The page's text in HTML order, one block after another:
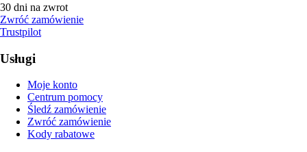
30 dni na zwrot
Zwróć zamówienie
Trustpilot
Usługi
Moje konto
Centrum pomocy
Śledź zamówienie
Zwróć zamówienie
Kody rabatowe